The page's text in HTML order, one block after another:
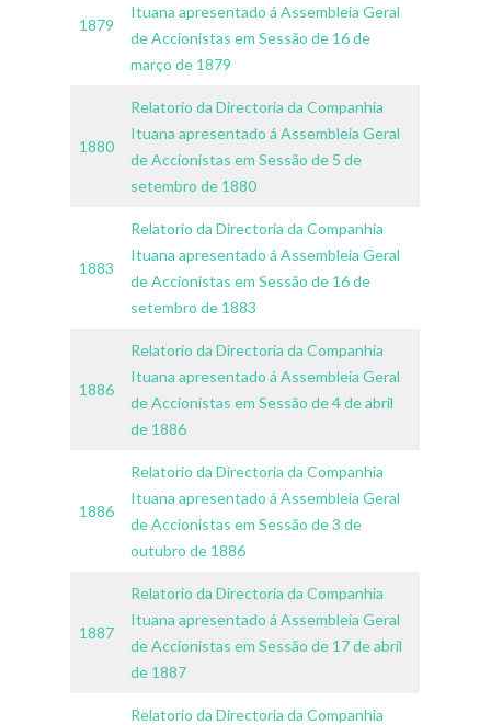
1879
Ituana apresentado á Assembleia Geral
de Accionistas em Sessão de 16 de
março de 1879
1880
Relatorio da Directoria da Companhia
Ituana apresentado á Assembleia Geral
de Accionistas em Sessão de 5 de
setembro de 1880
1883
Relatorio da Directoria da Companhia
Ituana apresentado á Assembleia Geral
de Accionistas em Sessão de 16 de
setembro de 1883
1886
Relatorio da Directoria da Companhia
Ituana apresentado á Assembleia Geral
de Accionistas em Sessão de 4 de abril
de 1886
1886
Relatorio da Directoria da Companhia
Ituana apresentado á Assembleia Geral
de Accionistas em Sessão de 3 de
outubro de 1886
1887
Relatorio da Directoria da Companhia
Ituana apresentado á Assembleia Geral
de Accionistas em Sessão de 17 de abril
de 1887
Relatorio da Directoria da Companhia